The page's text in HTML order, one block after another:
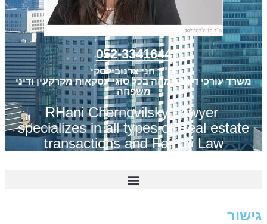
052-3341644
עו"ד חני צרנובילסקי
משרד עורכי דין מתמחה בכל סוגי עסקאות מקרקעין ודיני
משפחה
RHani Chernovilsky Lawyer
specializes in all types of Real estate
transactions and Family Law